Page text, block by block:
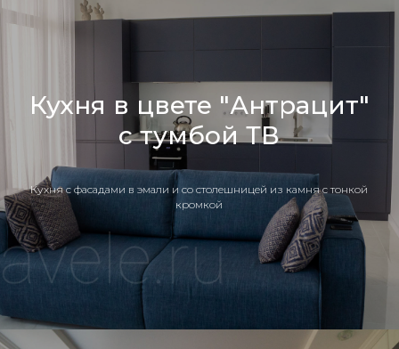
Кухня в цвете "Антрацит"
с тумбой ТВ
Кухня c фасадами в эмали и со столешницей из камня с тонкой
кромкой